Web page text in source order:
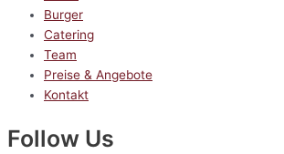
Burger
Catering
Team
Preise & Angebote
Kontakt
Follow Us